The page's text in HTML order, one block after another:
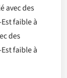
avec des
faible à
des
faible à